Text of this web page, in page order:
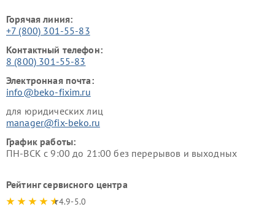
Горячая линия:
+7 (800) 301-55-83
Контактный телефон:
8 (800) 301-55-83
Электронная почта:
info@beko-fixim.ru
для юридических лиц
manager@fix-beko.ru
График работы:
ПН-ВСК с 9:00 до 21:00 без перерывов и выходных
Рейтинг сервисного центра
4.9-5.0